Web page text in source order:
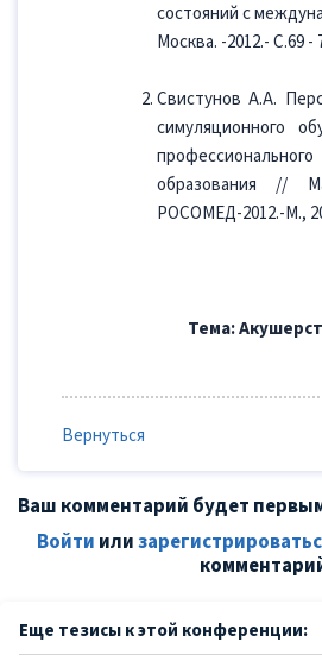
состояний с
Москва. -2012.- С.69 -
Свистунов А.А.
симуляционного
образования //
РОСОМЕД-2012.-М.,
Тема:
Вернуться
Ваш комментарий будет
Войти или
Еще тезисы к этой конференции: